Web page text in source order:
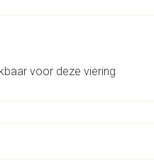
voor deze viering